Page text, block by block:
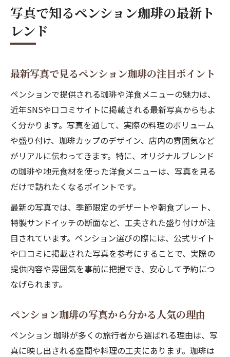
写真で知るペンション珈琲の最新ト
レンド
最新写真で見るペンション珈琲の注目ポイント
ペンションで提供される珈琲や洋食メニューの魅力は、
近年SNSや口コミサイトに掲載される最新写真からもよ
く分かります。写真を通して、実際の料理のボリューム
や盛り付け、珈琲カップのデザイン、店内の雰囲気など
がリアルに伝わってきます。特に、オリジナルブレンド
の珈琲や地元食材を使った洋食メニューは、写真を見る
だけで訪れたくなるポイントです。
最新の写真では、季節限定のデザートや朝食プレート、
特製サンドイッチの断面など、工夫された盛り付けが注
目されています。ペンション選びの際には、公式サイト
や口コミに掲載された写真を参考にすることで、実際の
提供内容や雰囲気を事前に把握でき、安心して予約につ
なげられます。
ペンション珈琲の写真から分かる人気の理由
ペンション 珈琲が多くの旅行者から選ばれる理由は、写
真に映し出される空間や料理の工夫にあります。珈琲は